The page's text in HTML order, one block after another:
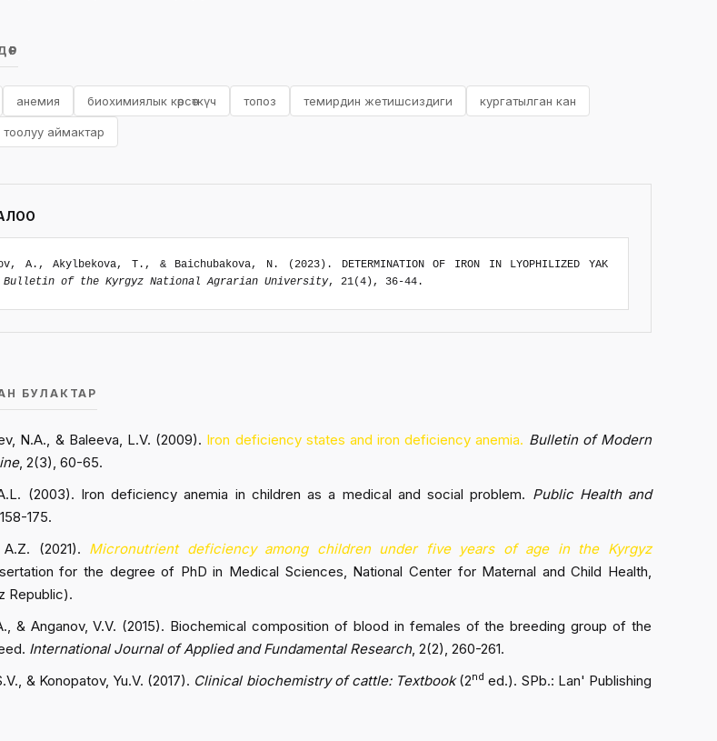
анемия биохимиялык көрсөткүч топоз темирдин жетишсиздиги кургатылган кан
тоолуу аймактар
A., Akylbekova, T., & Baichubakova, N. (2023). DETERMINATION OF IRON IN LYOPHILIZED YAK
Bulletin of the Kyrgyz National Agrarian University, 21(4), 36-44.
БУЛАКТАР
N.A., & Baleeva, L.V. (2009). Iron deficiency states and iron deficiency anemia. Bulletin of Modern
, 2(3), 60-65.
(2003). Iron deficiency anemia in children as a medical and social problem. Public Health and
175.
(2021). Micronutrient deficiency among children under five years of age in the Kyrgyz
for the degree of PhD in Medical Sciences, National Center for Maternal and Child Health,
Republic).
& Anganov, V.V. (2015). Biochemical composition of blood in females of the breeding group of the
International Journal of Applied and Fundamental Research, 2(2), 260-261.
& Konopatov, Yu.V. (2017). Clinical biochemistry of cattle: Textbook(2nd ed.). SPb.: Lan' Publishing